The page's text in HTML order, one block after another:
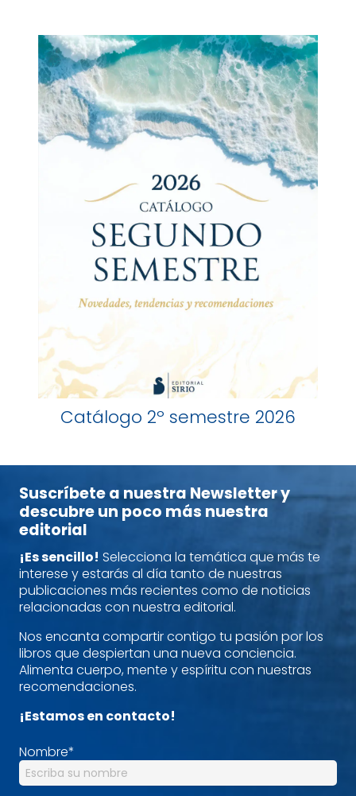
Catálogo 2º semestre 2026
Suscríbete a nuestra Newsletter y
descubre un poco más nuestra
editorial
¡Es sencillo! Selecciona la temática que más te
interese y estarás al día tanto de nuestras
publicaciones más recientes como de noticias
relacionadas con nuestra editorial.
Nos encanta compartir contigo tu pasión por los
libros que despiertan una nueva conciencia.
Alimenta cuerpo, mente y espíritu con nuestras
recomendaciones.
¡Estamos en contacto!
Nombre*